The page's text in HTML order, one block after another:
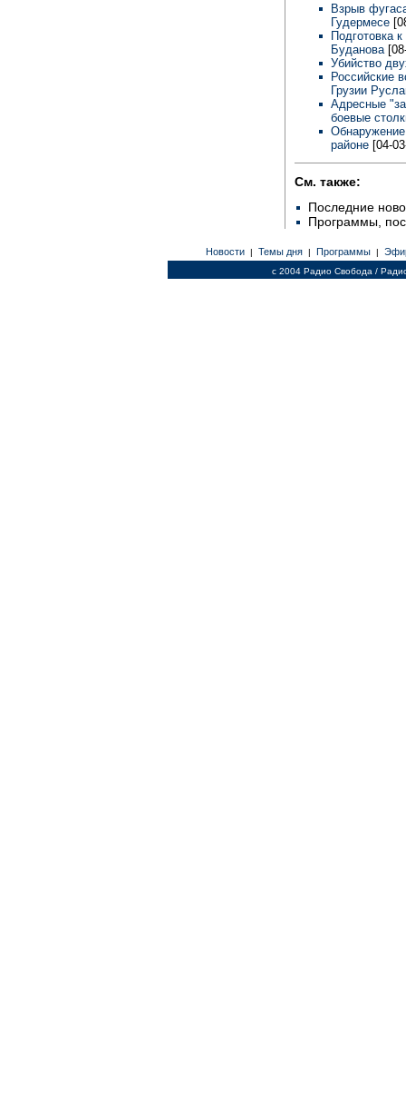
Взрыв
Гудермесе
Подготовка
Буданова
Убийство
Российские
Грузии
Адресные
боевые
районе [04-
См. также:
Последние
Программы,
Новости | Темы дня | Программы |
c 2004 Радио Свобода /